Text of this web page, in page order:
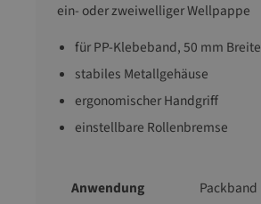
ein- oder zweiwelliger Wellpappe
für PP-Klebeband, 50 mm Breite
stabiles Metallgehäuse
ergonomischer Handgriff
einstellbare Rollenbremse
Anwendung
Packband